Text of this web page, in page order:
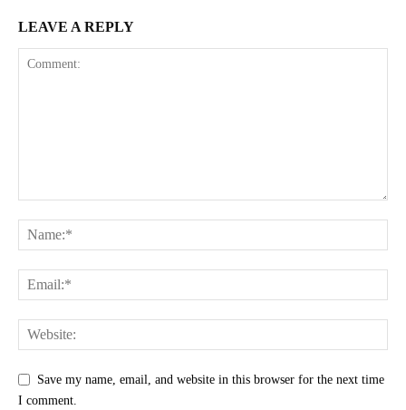
LEAVE A REPLY
Save my name, email, and website in this browser for the next time
I comment.